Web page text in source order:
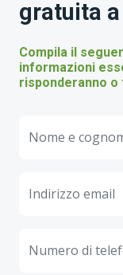
gratuita
Compila il
informazioni
risponderanno